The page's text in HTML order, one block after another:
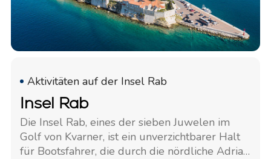
Aktivitäten auf der Insel Rab
Insel Rab
Die Insel Rab, eines der sieben Juwelen im
Golf von Kvarner, ist ein unverzichtbarer Halt
für Bootsfahrer, die durch die nördliche Adria